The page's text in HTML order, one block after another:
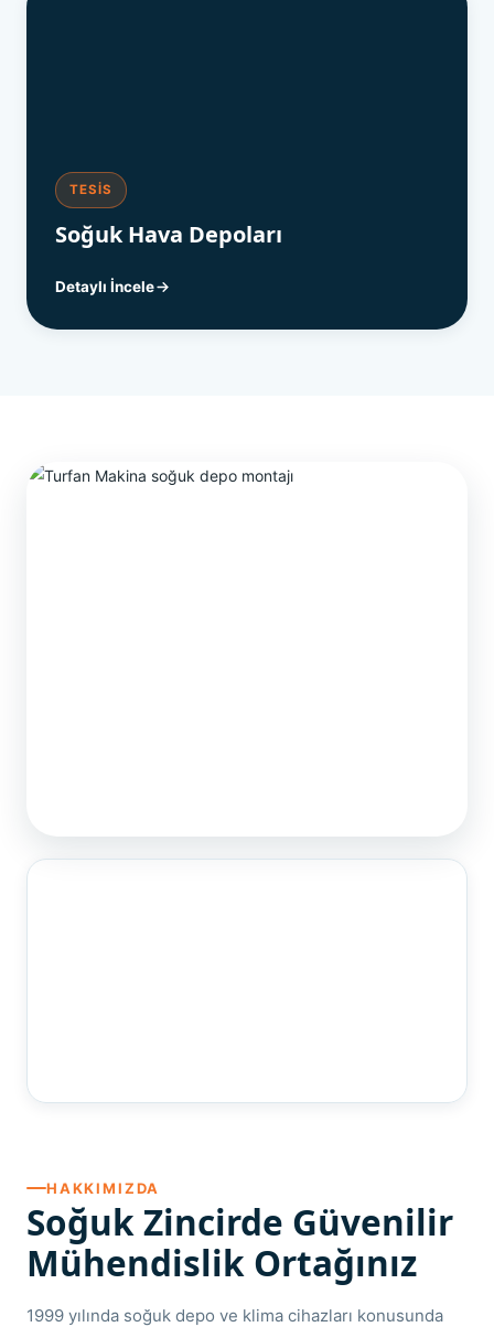
TESIS
Soğuk Hava Depoları
Detaylı İncele
HAKKIMIZDA
Soğuk Zincirde Güvenilir
Mühendislik Ortağınız
1999 yılında soğuk depo ve klima cihazları konusunda